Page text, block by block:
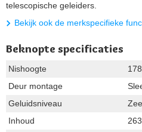
telescopische geleiders.
Bekijk ook de merkspecifieke
Beknopte specificaties
Nishoogte
Deur montage
Geluidsniveau
Inhoud